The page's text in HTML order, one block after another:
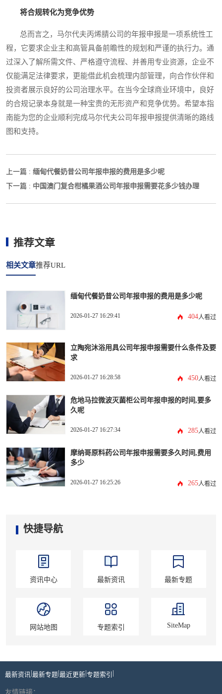
将合规转化为竞争优势
总而言之，马尔代夫丙烯腈公司的年报申报是一项系统性工
程，它要求企业主和高管具备前瞻性的规划和严谨的执行力。通
过深入了解所需文件、严格遵守流程、并善用专业资源，企业不
仅能满足法律要求，更能借此机会梳理内部管理，向合作伙伴和
投资者展示良好的公司治理水平。在当今全球商业环境中，良好
的合规记录本身就是一种宝贵的无形资产和竞争优势。希望本指
南能为您的企业顺利完成马尔代夫公司年报申报提供清晰的路线
图和支持。
上一篇 : 缅甸代餐奶昔公司年报申报的费用是多少呢
下一篇 : 中国澳门复合柑橘果酒公司年报申报需要花多少钱办理
推荐文章
相关文章推荐URL
缅甸代餐奶昔公司年报申报的费用是多少呢
2026-01-27 16:29:41 404人看过
立陶宛沐浴用具公司年报申报需要什么条件及要
求
2026-01-27 16:28:58 450人看过
危地马拉微波灭菌柜公司年报申报的时间,要多
久呢
2026-01-27 16:27:34 285人看过
摩纳哥原料药公司年报申报需要多久时间,费用
多少
2026-01-27 16:25:26 265人看过
快捷导航
资讯中心 最新资讯 最新专题
网站地图 专题索引 SiteMap
最新资讯 最新专题 最近更新 专题索引
友情链接：